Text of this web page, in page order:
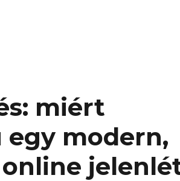
miért
modern,